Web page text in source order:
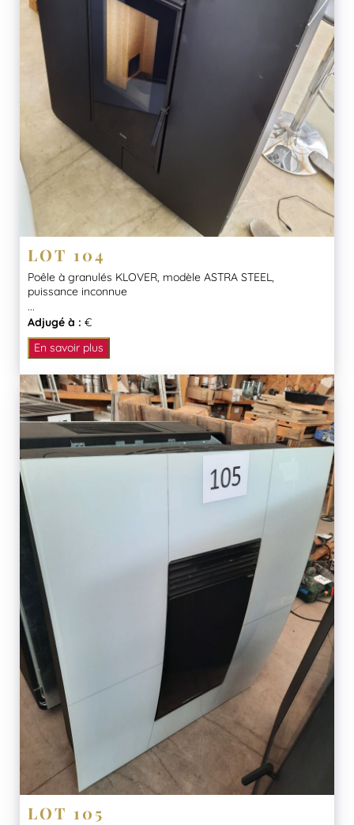
LOT 104
Poêle à granulés KLOVER, modèle ASTRA STEEL,
puissance inconnue
...
Adjugé à : €
En savoir plus
LOT 105